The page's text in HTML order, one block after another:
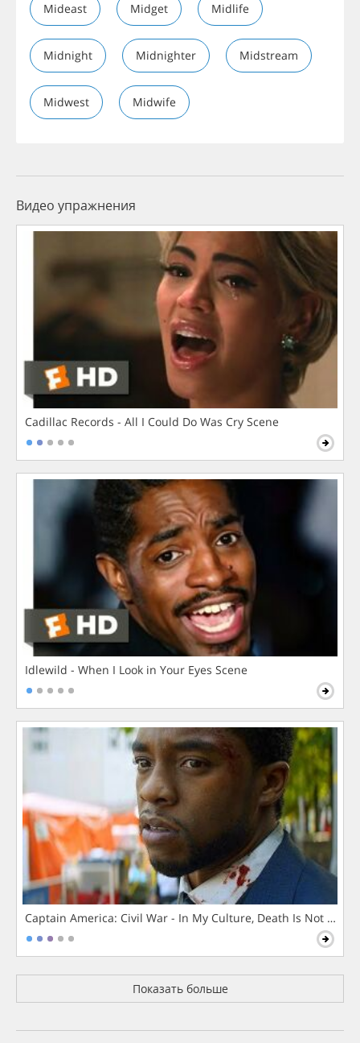
Mideast Midget Midlife
Midnight Midnighter Midstream
Midwest Midwife
Видео упражнения
Cadillac Records - All I Could Do Was Cry Scene
Idlewild - When I Look in Your Eyes Scene
Captain America: Civil War - In My Culture, Death Is Not The
Показать больше